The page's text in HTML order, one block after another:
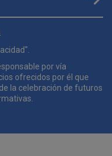
".
por vía
ofrecidos por él que
la celebración de futuros